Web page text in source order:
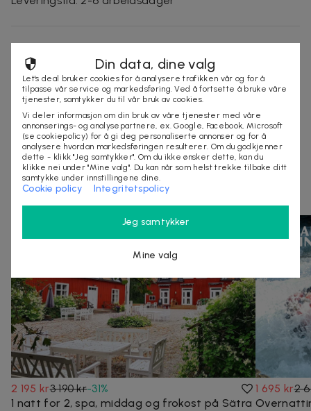
Nordmagasinet.com
Organisasjonsnummer :556905-5238
KJØP
Andre som så på denne dealen så også på
2 195 kr3 190 kr-31%
1 natt for 2, spa, middag og frokost på Sätra
1 695 kr2
Din data, dine valg
Let's deal bruker cookies for å analysere trafikken vår og for å
tilpasse vår service og markedsføring. Ved å fortsette å bruke våre
tjenester, samtykker du til vår bruk av cookies.
Vi deler informasjon om din bruk av våre tjenester med våre
annonserings- og analysepartnere, ex. Google, Facebook, Microsoft
(se cookiepolicy) for å gi deg personaliserte annonser og for å
analysere hvordan markedsføringen resulterer. Om du godkjenner
dette - klikk "Jeg samtykker". Om du ikke ønsker dette, kan du
klikke nei under "Mine valg". Du kan når som helst trekke tilbake ditt
samtykke under innstillingene dine.
Cookie policy Integritetspolicy
Jeg samtykker
Mine valg